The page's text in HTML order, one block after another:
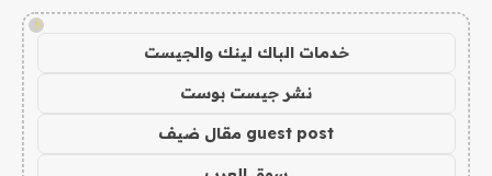
!
خدمات الباك لينك والجيست
نشر جيست بوست
guest post مقال ضيف